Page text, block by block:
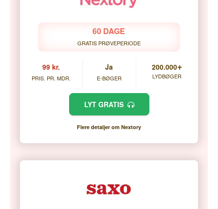
60 DAGE
GRATIS PRØVEPERIODE
99 kr.
PRIS. PR. MDR.
Ja
E-BØGER
200.000+
LYDBØGER
LYT GRATIS
Flere detaljer om Nextory